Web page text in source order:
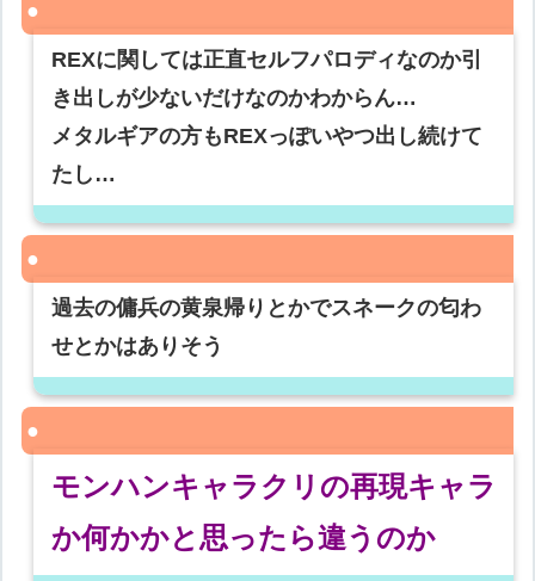
REXに関しては正直セルフパロディなのか引
き出しが少ないだけなのかわからん…
メタルギアの方もREXっぽいやつ出し続けて
たし…
過去の傭兵の黄泉帰りとかでスネークの匂わ
せとかはありそう
モンハンキャラクリの再現キャラ
か何かかと思ったら違うのか